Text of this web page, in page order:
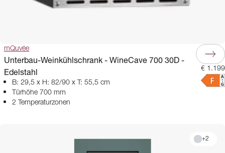
mQuvée
Unterbau-Weinkühlschrank - WineCave 700 30D -
Edelstahl
B: 29,5 x H: 82/90 x T: 55,5 cm
Türhöhe 700 mm
2 Temperaturzonen
€ 1.199
+2